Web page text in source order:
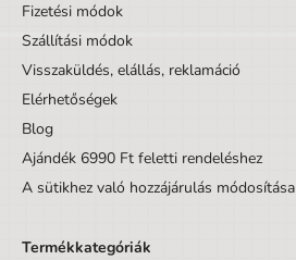
Fizetési módok
Szállítási módok
Visszaküldés, elállás, reklamáció
Elérhetőségek
Blog
Ajándék 6990 Ft feletti rendeléshez
A sütikhez való hozzájárulás módosítása
Termékkategóriák